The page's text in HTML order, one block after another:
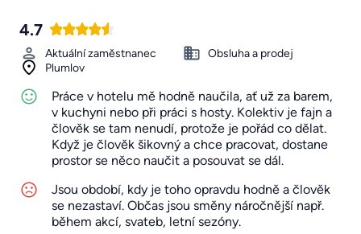
4.7
Aktuální zaměstnanec
Obsluha a prodej
Plumlov
Práce v hotelu mě hodně naučila, ať už za barem,
v kuchyni nebo při práci s hosty. Kolektiv je fajn a
člověk se tam nenudí, protože je pořád co dělat.
Když je člověk šikovný a chce pracovat, dostane
prostor se něco naučit a posouvat se dál.
Jsou období, kdy je toho opravdu hodně a člověk
se nezastaví. Občas jsou směny náročnější např.
během akcí, svateb, letní sezóny.